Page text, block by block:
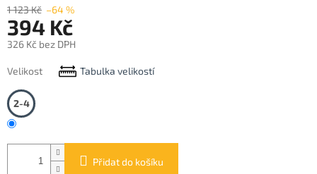
1 123 Kč –64 %
394 Kč
326 Kč bez DPH
cena:
Velikost Tabulka velikostí
2-4
Přidat do košíku